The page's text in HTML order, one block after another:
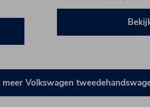
meer Volkswagen